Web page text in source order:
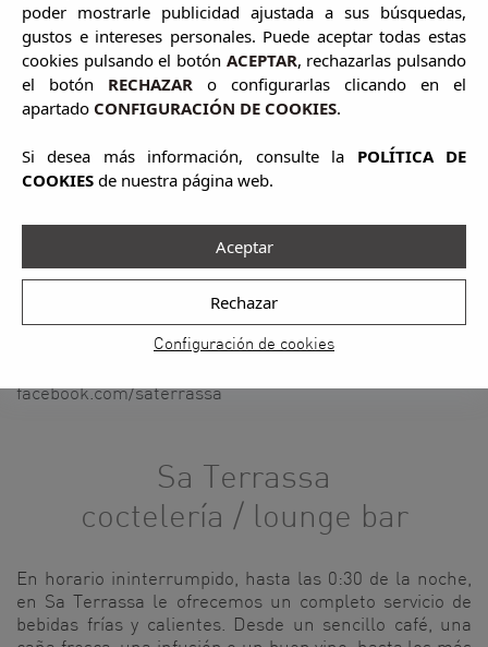
Sa Terrassa
restaurante / snack bar
Le ofrecemos una equilibrada carta en la que nuestro
Chef hace un sugerente itinerario por la cocina
internacional, reinterpretando cada plato para
incorporar sabores y texturas mediterráneos. Además,
productos de temporada.
Teléfono información y reservas: 971 328 422
facebook.com/saterrassa
Sa Terrassa
coctelería / lounge bar
En horario ininterrumpido, hasta las 0:30 de la noche,
en Sa Terrassa le ofrecemos un completo servicio de
bebidas frías y calientes. Desde un sencillo café, una
poder mostrarle publicidad ajustada a sus búsquedas,
gustos e intereses personales. Puede aceptar todas estas
cookies pulsando el botón ACEPTAR, rechazarlas pulsando
el botón RECHAZAR o configurarlas clicando en el
apartado CONFIGURACIÓN DE COOKIES.
Si desea más información, consulte la POLÍTICA DE
COOKIES de nuestra página web.
Configuración de cookies
Rechazar
Aceptar